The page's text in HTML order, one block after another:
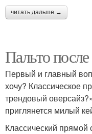
читать дальше →
Пальто
Первый и главный
хочу? Классическое
трендовый
приглянется милый
Классический прямой